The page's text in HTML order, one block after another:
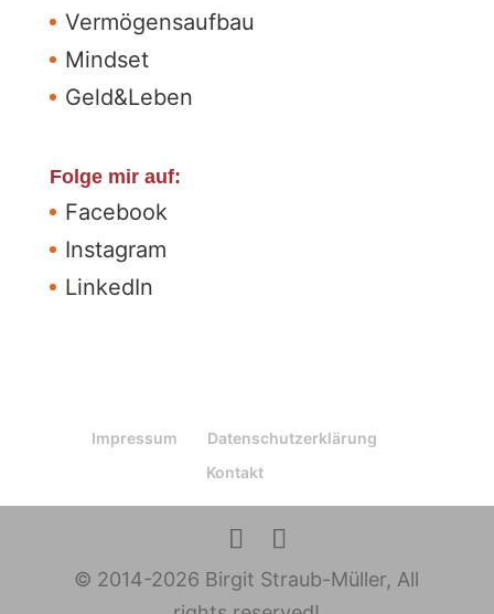
Vermögensaufbau
Mindset
Geld&Leben
Folge mir auf:
Facebook
Instagram
LinkedIn
Impressum
Datenschutzerklärung
Kontakt
© 2014-2026 Birgit Straub-Müller, All